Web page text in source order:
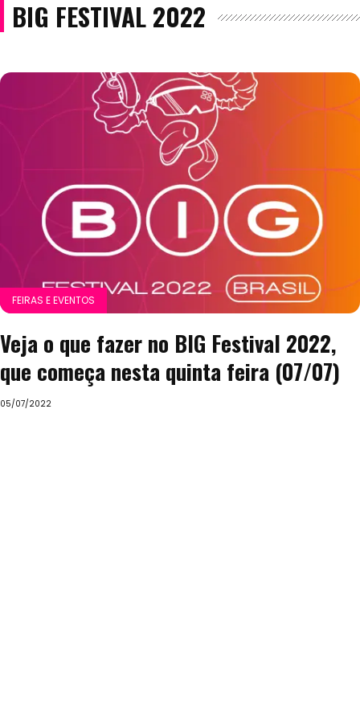
BIG FESTIVAL 2022
FEIRAS E EVENTOS
Veja o que fazer no BIG Festival 2022,
que começa nesta quinta feira (07/07)
05/07/2022